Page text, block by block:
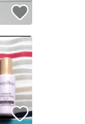
いいね！